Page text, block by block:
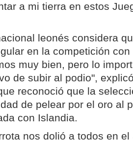
a mi tierra en estos
leonés considera
en la competición
muy bien, pero lo
de subir al podio",
reconoció que la
de pelear por el oro al
con Islandia.
nos dolió a todos en